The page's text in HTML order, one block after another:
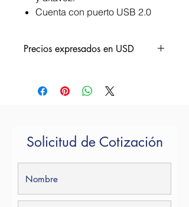
Cuenta con puerto USB 2.0
Precios expresados en USD
Por favor ponte en contacto y con
gusto te atendemos.
Tel. +52 55 7262 2901
Solicitud de Cotización